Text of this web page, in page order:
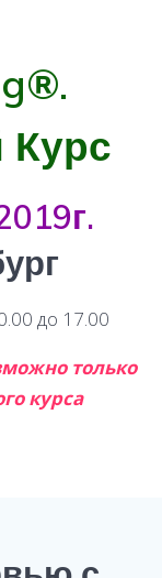
до 17.00
только
курса